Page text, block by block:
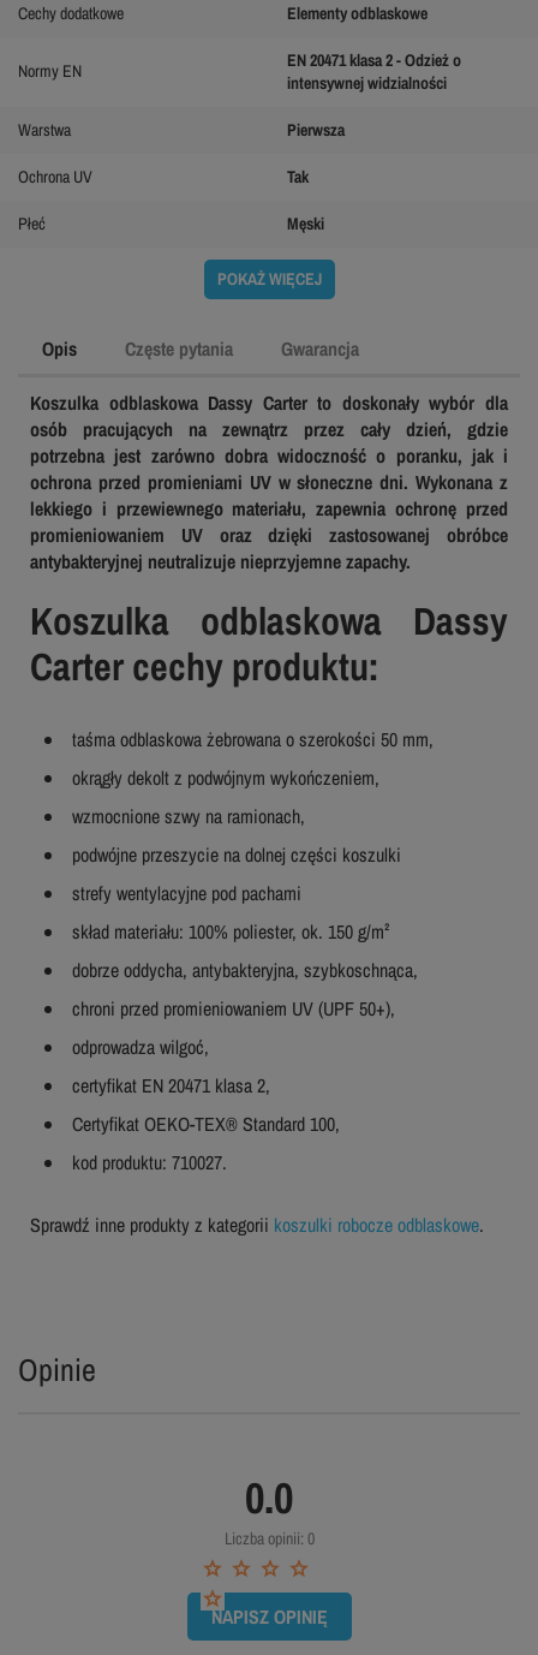
Opis Częste pytania Gwarancja
Koszulka odblaskowa Dassy Carter to doskonały wybór dla
osób pracujących na zewnątrz przez cały dzień, gdzie
potrzebna jest zarówno dobra widoczność o poranku, jak i
ochrona przed promieniami UV w słoneczne dni. Wykonana z
lekkiego i przewiewnego materiału, zapewnia ochronę przed
promieniowaniem UV oraz dzięki zastosowanej obróbce
antybakteryjnej neutralizuje nieprzyjemne zapachy.
Koszulka odblaskowa Dassy
Carter cechy produktu:
taśma odblaskowa żebrowana o szerokości 50 mm,
okrągły dekolt z podwójnym wykończeniem,
wzmocnione szwy na ramionach,
podwójne przeszycie na dolnej części koszulki
strefy wentylacyjne pod pachami
skład materiału: 100% poliester, ok. 150 g/m²
dobrze oddycha, antybakteryjna, szybkoschnąca,
chroni przed promieniowaniem UV (UPF 50+),
odprowadza wilgoć,
certyfikat EN 20471 klasa 2,
Certyfikat OEKO-TEX® Standard 100,
kod produktu: 710027.
Sprawdź inne produkty z kategorii koszulki robocze odblaskowe.
Cechy dodatkowe Elementy odblaskowe
Normy EN
EN 20471 klasa 2 - Odzież o
intensywnej widzialności
Warstwa Pierwsza
Ochrona UV Tak
Płeć Męski
POKAŻ WIĘCEJ
Opinie
0.0
Liczba opinii: 0
NAPISZ OPINIĘ